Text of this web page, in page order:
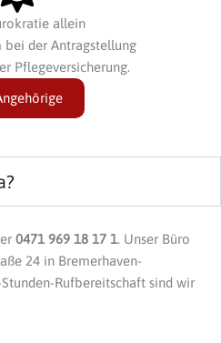
allein
der Antragstellung
Pflegeversicherung.
0471 969 18 17 1. Unser Büro
24 in Bremerhaven-
Rufbereitschaft sind wir